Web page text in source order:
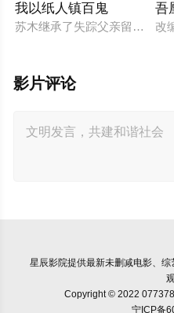
我以纸人镇百鬼
苏木继承了失踪父亲留下的白
吾
改
影片评论
星辰影院提供最新未删减电影、
Copyright © 2022
宁ICP备